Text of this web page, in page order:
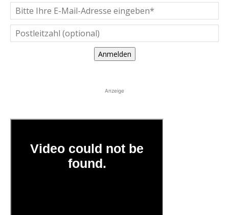
Anmelden
Anzeige